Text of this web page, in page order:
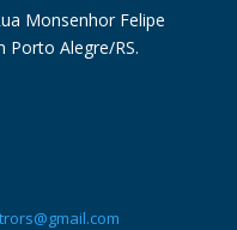
Monsenhor Felipe
Porto Alegre/RS.